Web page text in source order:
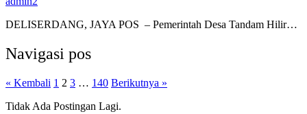
DELISERDANG, JAYA POS – Pemerintah Desa Tandam Hilir…
Navigasi pos
« Kembali 1 2 3 … 140 Berikutnya »
Tidak Ada Postingan Lagi.